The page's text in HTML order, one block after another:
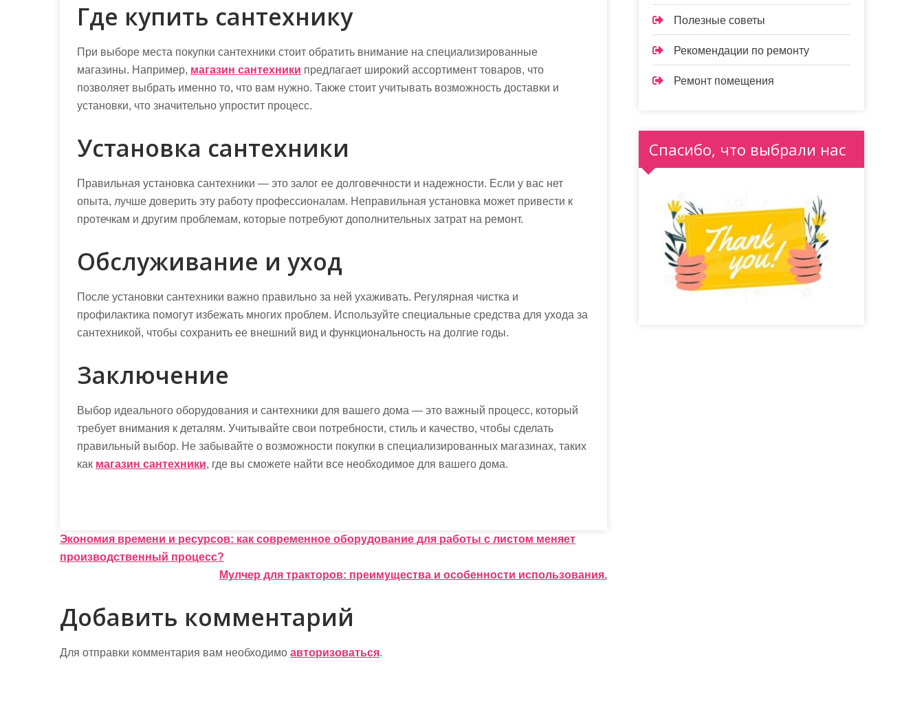
Где купить сантехнику
При выборе места покупки сантехники стоит обратить внимание на специализированные
магазины. Например, магазин сантехники предлагает широкий ассортимент товаров, что
позволяет выбрать именно то, что вам нужно. Также стоит учитывать возможность доставки и
установки, что значительно упростит процесс.
Установка сантехники
Правильная установка сантехники — это залог ее долговечности и надежности. Если у вас нет
опыта, лучше доверить эту работу профессионалам. Неправильная установка может привести к
протечкам и другим проблемам, которые потребуют дополнительных затрат на ремонт.
Обслуживание и уход
После установки сантехники важно правильно за ней ухаживать. Регулярная чистка и
профилактика помогут избежать многих проблем. Используйте специальные средства для ухода за
сантехникой, чтобы сохранить ее внешний вид и функциональность на долгие годы.
Заключение
Выбор идеального оборудования и сантехники для вашего дома — это важный процесс, который
требует внимания к деталям. Учитывайте свои потребности, стиль и качество, чтобы сделать
правильный выбор. Не забывайте о возможности покупки в специализированных магазинах, таких
как магазин сантехники, где вы сможете найти все необходимое для вашего дома.
Н
а
и
г
Экономия времени и ресурсов: как современное оборудование для работы с листом меняет
производственный процесс?
Мулчер для тракторов: преимущества и особенности использования.
Добавить комментарий
Для отправки комментария вам необходимо авторизоваться.
Полезные советы
Рекомендации по ремонту
Ремонт помещения
Спасибо, что выбрали нас